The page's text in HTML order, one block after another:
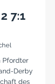
7:1
Pfordter
Derby
des